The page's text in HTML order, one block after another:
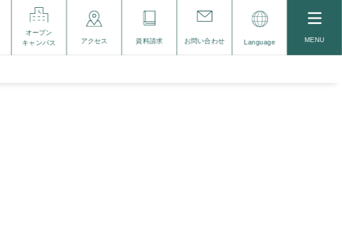
オープン
キャンパス アクセス 資料請求 お問い合わせ Language MENU